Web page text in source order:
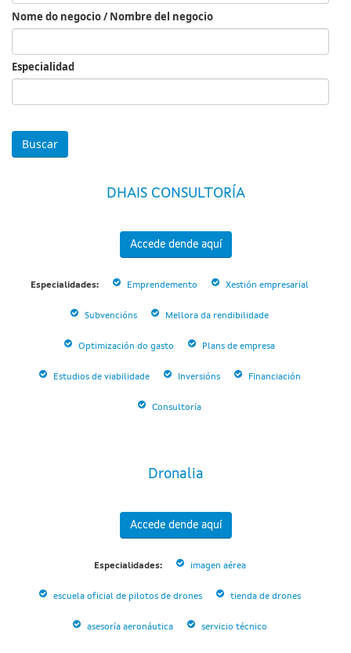
Nome do negocio / Nombre del negocio
Especialidad
DHAIS CONSULTORÍA
Accede dende aquí
Especialidades: Emprendemento Xestión empresarial
Subvencións Mellora da rendibilidade
Optimización do gasto Plans de empresa
Estudios de viabilidade Inversións Financiación
Consultoría
Dronalia
Accede dende aquí
Especialidades: imagen aérea
escuela oficial de pilotos de drones tienda de drones
asesoría aeronáutica servicio técnico